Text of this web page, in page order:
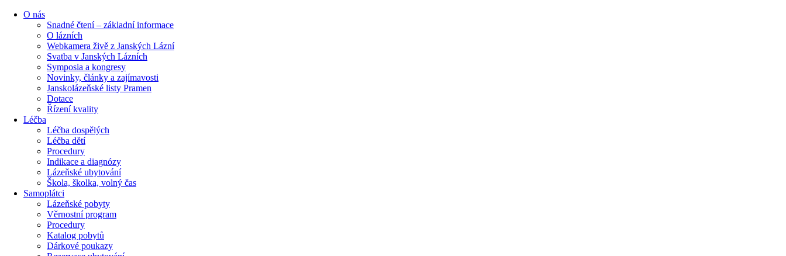
O nás
Snadné čtení – základní informace
O lázních
Webkamera živě z Janských Lázní
Svatba v Janských Lázních
Symposia a kongresy
Novinky, články a zajímavosti
Janskolázeňské listy Pramen
Dotace
Řízení kvality
Léčba
Léčba dospělých
Léčba dětí
Procedury
Indikace a diagnózy
Lázeňské ubytování
Škola, školka, volný čas
Samoplátci
Lázeňské pobyty
Věrnostní program
Procedury
Katalog pobytů
Dárkové poukazy​